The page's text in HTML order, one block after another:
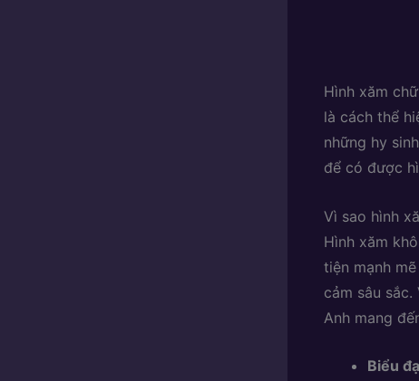
Hình xăm
là cách thể
những hy
để có được
Vì sao hình
Hình xăm
tiện mạnh
cảm sâu
Anh mang
Biểu